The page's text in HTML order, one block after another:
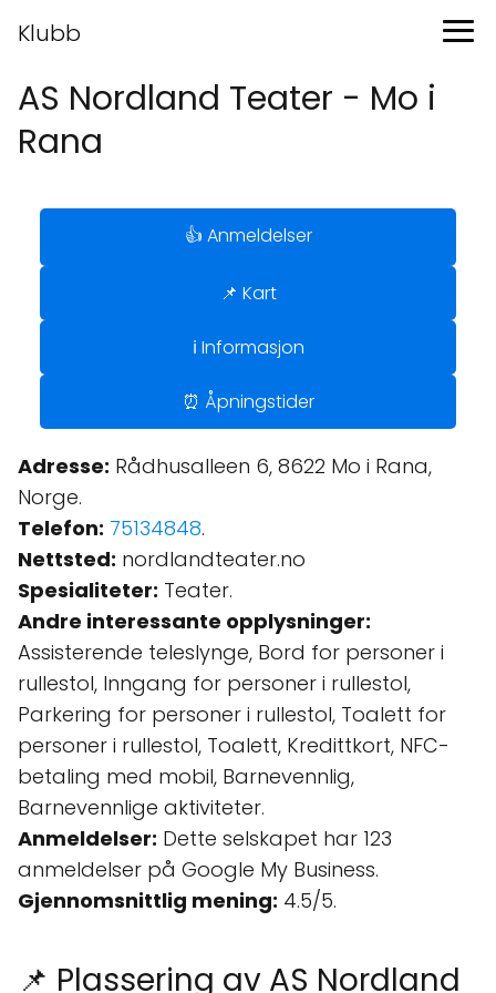
Klubb
AS Nordland Teater - Mo i
Rana
👍 Anmeldelser
📌 Kart
ℹ️ Informasjon
⏰ Åpningstider
Adresse: Rådhusalleen 6, 8622 Mo i Rana,
Norge.
Telefon: 75134848.
Nettsted: nordlandteater.no
Spesialiteter: Teater.
Andre interessante opplysninger:
Assisterende teleslynge, Bord for personer i
rullestol, Inngang for personer i rullestol,
Parkering for personer i rullestol, Toalett for
personer i rullestol, Toalett, Kredittkort, NFC-
betaling med mobil, Barnevennlig,
Barnevennlige aktiviteter.
Anmeldelser: Dette selskapet har 123
anmeldelser på Google My Business.
Gjennomsnittlig mening: 4.5/5.
📌 Plassering av AS Nordland